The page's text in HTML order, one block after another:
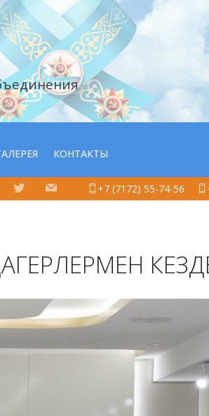
КОНТАКТЫ
+7 (7172) 55-74-56